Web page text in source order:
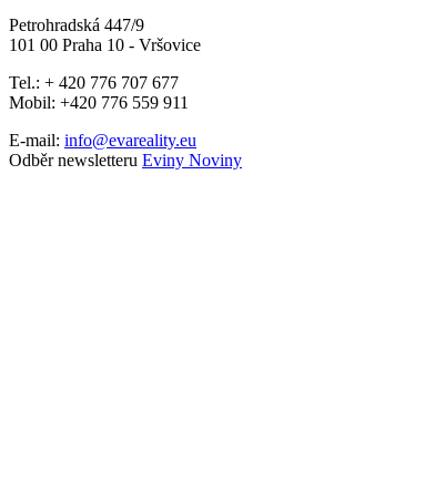
Petrohradská 447/9
101 00 Praha 10 - Vršovice
Tel.: + 420 776 707 677
Mobil: +420 776 559 911
E-mail: info@evareality.eu
Odběr newsletteru Eviny Noviny